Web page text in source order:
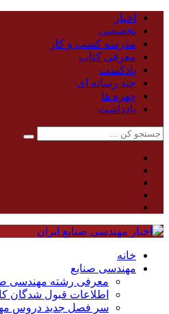
اخبار
تخصصی
مدرسه کسب و کار
معرفی کتاب
پادکست
چند رسانه ای
چهره ها
یادداشت
خانه
مهندسی صنایع
معرفی رشته مهندسی
اطلاعات قبول شدگان
سر فصل جدید دروس